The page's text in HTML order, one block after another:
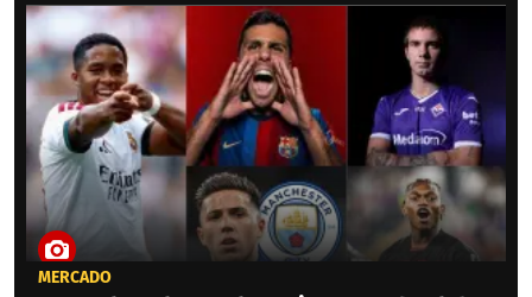
MERCADO